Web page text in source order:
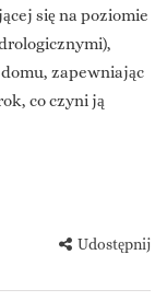
się na poziomie
zapewniając
co czyni ją
Udostępnij